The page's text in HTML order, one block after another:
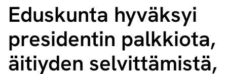
Eduskunta hyväksyi
presidentin palkkiota,
äitiyden selvittämistä,